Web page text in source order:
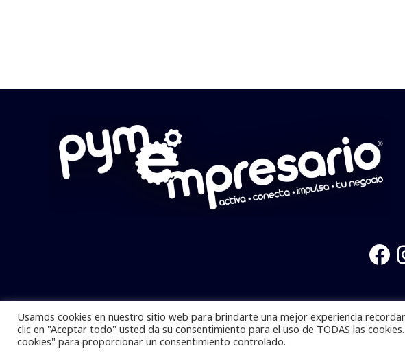
Pymempresario © 2025 Todos los derechos
Usamos cookies en nuestro sitio web para brindarte una mejor experiencia
clic en "Aceptar todo" usted da su consentimiento para el uso de TODAS las
cookies" para proporcionar un consentimiento controlado.